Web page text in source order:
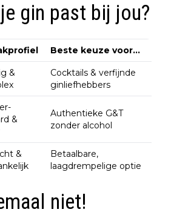
gin past bij jou?
Beste keuze voor…
&
Cocktails & verfijnde
ginliefhebbers
&
Authentieke G&T
zonder alcohol
&
Betaalbare,
laagdrempelige optie
niet!